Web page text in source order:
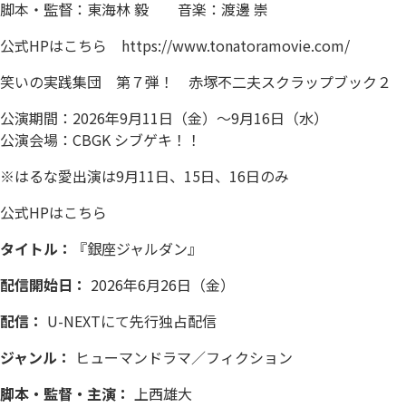
脚本・監督：東海林 毅 音楽：渡邊 崇
公式HPはこちら https://www.tonatoramovie.com/
笑いの実践集団 第７弾！ 赤塚不二夫スクラップブック２
公演期間：2026年9月11日（金）〜9月16日（水）
公演会場： CBGK シブゲキ！！
※はるな愛出演は9月11日、15日、16日のみ
公式HPはこちら
タイトル：
『銀座ジャルダン』
配信開始日： 2026年6月26日（金）
配信： U-NEXTにて先行独占配信
ジャンル： ヒューマンドラマ／フィクション
脚本・監督・主演： 上西雄大